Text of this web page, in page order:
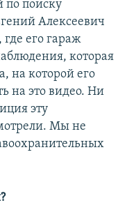
по поиску
Алексеевич
где его гараж
которая
на которой его
на это видео. Ни
эту
Мы не